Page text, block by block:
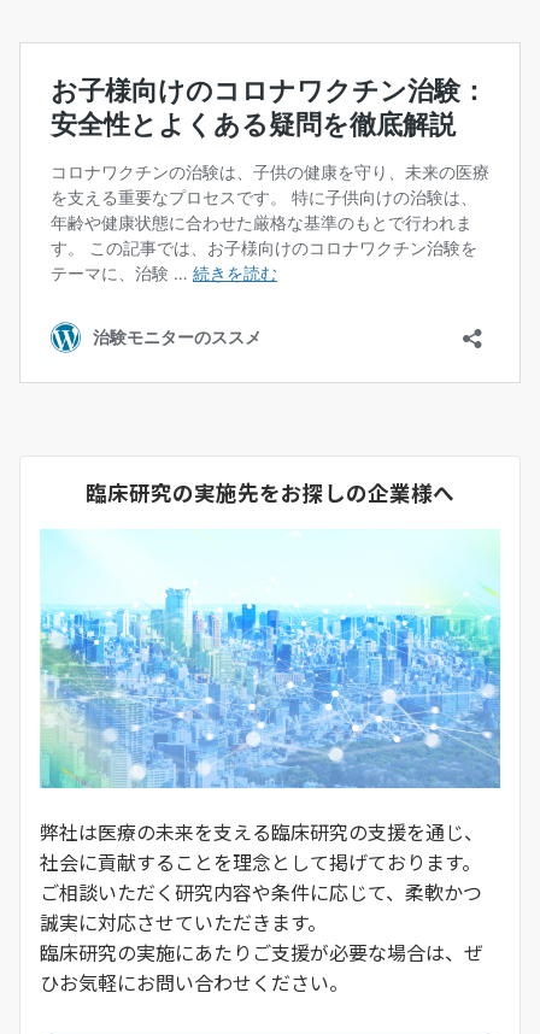
臨床研究の実施先をお探しの企業様へ
弊社は医療の未来を支える臨床研究の支援を通じ、
社会に貢献することを理念として掲げております。
ご相談いただく研究内容や条件に応じて、柔軟かつ
誠実に対応させていただきます。
臨床研究の実施にあたりご支援が必要な場合は、ぜ
ひお気軽にお問い合わせください。